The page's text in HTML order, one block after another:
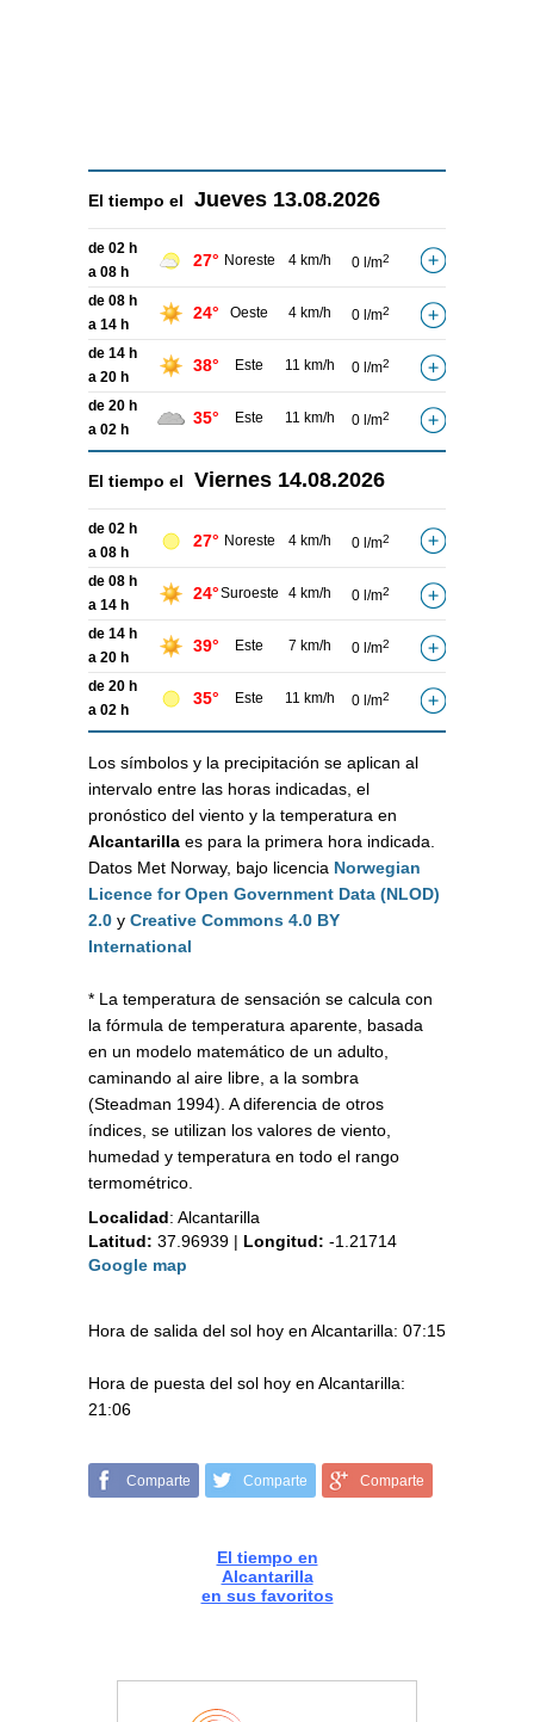
El tiempo el Jueves 13.08.2026
de 02 h
a 08 h
27° Noreste 4 km/h 0 l/m2
de 08 h
a 14 h
24° Oeste 4 km/h 0 l/m2
de 14 h
a 20 h
38° Este 11 km/h 0 l/m2
de 20 h
a 02 h
35° Este 11 km/h 0 l/m2
El tiempo el Viernes 14.08.2026
de 02 h
a 08 h
27° Noreste 4 km/h 0 l/m2
de 08 h
a 14 h
24°Suroeste 4 km/h 0 l/m2
de 14 h
a 20 h
39° Este 7 km/h 0 l/m2
de 20 h
a 02 h
35° Este 11 km/h 0 l/m2
Los símbolos y la precipitación se aplican al
intervalo entre las horas indicadas, el
pronóstico del viento y la temperatura en
Alcantarilla es para la primera hora indicada.
Datos Met Norway, bajo licencia Norwegian
Licence for Open Government Data (NLOD)
2.0 y Creative Commons 4.0 BY
International
* La temperatura de sensación se calcula con
la fórmula de temperatura aparente, basada
en un modelo matemático de un adulto,
caminando al aire libre, a la sombra
(Steadman 1994). A diferencia de otros
índices, se utilizan los valores de viento,
humedad y temperatura en todo el rango
termométrico.
Localidad: Alcantarilla
Latitud: 37.96939 | Longitud: -1.21714
Google map
Hora de salida del sol hoy en Alcantarilla: 07:15
Hora de puesta del sol hoy en Alcantarilla:
21:06
Comparte Comparte Comparte
El tiempo en
Alcantarilla
en sus favoritos